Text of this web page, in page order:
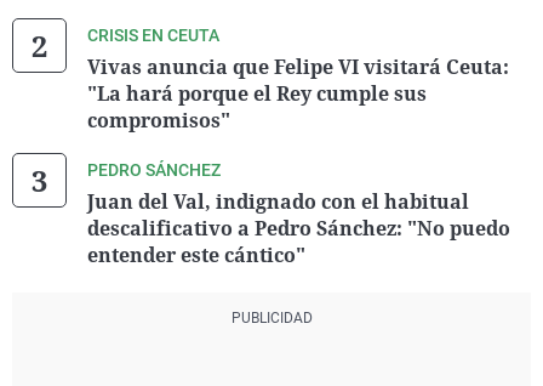
CRISIS EN CEUTA
Vivas anuncia que Felipe VI visitará Ceuta:
"La hará porque el Rey cumple sus
compromisos"
PEDRO SÁNCHEZ
Juan del Val, indignado con el habitual
descalificativo a Pedro Sánchez: "No puedo
entender este cántico"